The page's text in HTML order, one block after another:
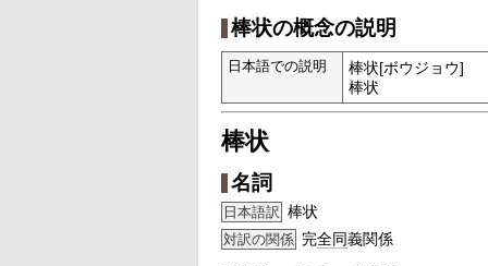
棒状の概念の説明
日本語での説明
棒状[ボウジョウ]
棒状
棒状
名詞
日本語訳 棒状
対訳の関係 完全同義関係